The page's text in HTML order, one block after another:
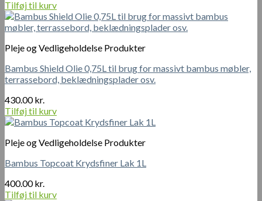
Tilføj til kurv
Pleje og Vedligeholdelse Produkter
Bambus Shield Olie 0,75L til brug for massivt bambus møbler,
terrassebord, beklædningsplader osv.
430.00kr.
Tilføj til kurv
Pleje og Vedligeholdelse Produkter
Bambus Topcoat Krydsfiner Lak 1L
400.00kr.
Tilføj til kurv